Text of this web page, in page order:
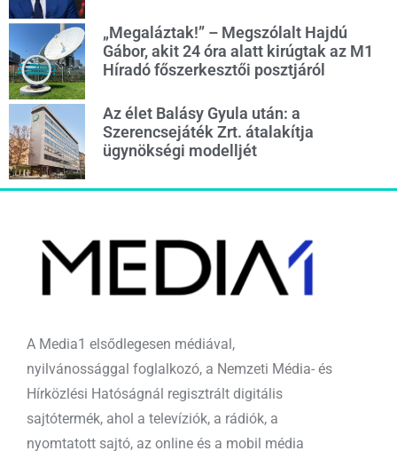
„Megaláztak!” – Megszólalt Hajdú
Gábor, akit 24 óra alatt kirúgtak az M1
Híradó főszerkesztői posztjáról
Az élet Balásy Gyula után: a
Szerencsejáték Zrt. átalakítja
ügynökségi modelljét
A Media1 elsődlegesen médiával,
nyilvánossággal foglalkozó, a Nemzeti Média- és
Hírközlési Hatóságnál regisztrált digitális
sajtótermék, ahol a televíziók, a rádiók, a
nyomtatott sajtó, az online és a mobil média